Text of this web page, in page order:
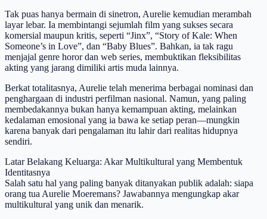
Tak puas hanya bermain di sinetron, Aurelie kemudian merambah
layar lebar. Ia membintangi sejumlah film yang sukses secara
komersial maupun kritis, seperti “Jinx”, “Story of Kale: When
Someone’s in Love”, dan “Baby Blues”. Bahkan, ia tak ragu
menjajal genre horor dan web series, membuktikan fleksibilitas
akting yang jarang dimiliki artis muda lainnya.
Berkat totalitasnya, Aurelie telah menerima berbagai nominasi dan
penghargaan di industri perfilman nasional. Namun, yang paling
membedakannya bukan hanya kemampuan akting, melainkan
kedalaman emosional yang ia bawa ke setiap peran—mungkin
karena banyak dari pengalaman itu lahir dari realitas hidupnya
sendiri.
Latar Belakang Keluarga: Akar Multikultural yang Membentuk
Identitasnya
Salah satu hal yang paling banyak ditanyakan publik adalah: siapa
orang tua Aurelie Moeremans? Jawabannya mengungkap akar
multikultural yang unik dan menarik.